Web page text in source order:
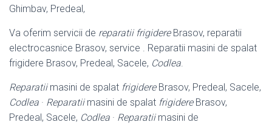
Ghimbav, Predeal,
Va oferim servicii de reparatii frigidereBrasov, reparatii
electrocasnice Brasov, service . Reparatii masini de spalat
frigidere Brasov, Predeal, Sacele, Codlea
Reparatiimasini de spalat frigidereBrasov, Predeal, Sacele,
Codlea · Reparatiimasini de spalat frigidereBrasov,
Predeal, Sacele, Codlea · Reparatiimasini de